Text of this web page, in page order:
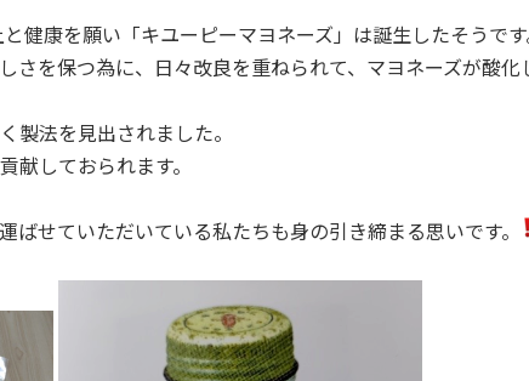
健康を願い「キユーピーマヨネーズ」は誕生したそうです
さを保つ為に、日々改良を重ねられて、マヨネーズが酸化
製法を見出されました。
献しておられます。
ばせていただいている私たちも身の引き締まる思いです。